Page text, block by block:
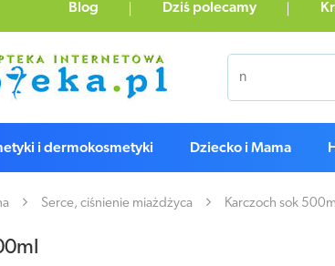
Blog Dziś polecamy
i dermokosmetyki Dziecko i Mama
Serce, ciśnienie miażdżyca Karczoch sok